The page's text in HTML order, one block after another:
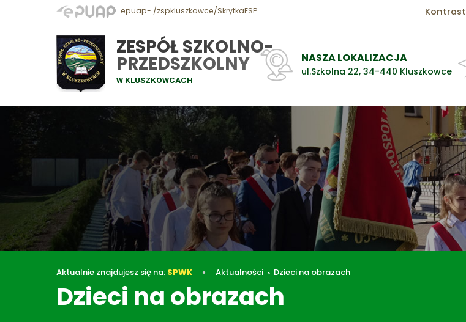
epuap- /zspkluszkowce/SkrytkaESP Kontrast
ZESPÓŁ SZKOLNO-
PRZEDSZKOLNY
W KLUSZKOWCACH
NASZA LOKALIZACJA
ul.Szkolna 22, 34-440 Kluszkowce
Aktualnie znajdujesz się na: SPWK Aktualności Dzieci na obrazach
Dzieci na obrazach